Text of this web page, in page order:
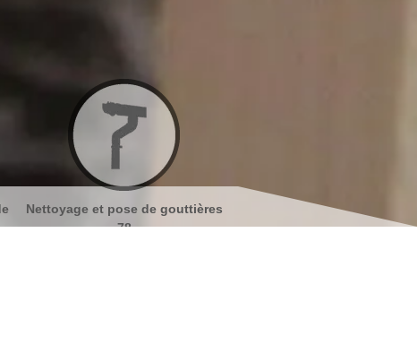
Nettoyage et pose de gouttières
78
Nettoyage et ravalement de
façades 78